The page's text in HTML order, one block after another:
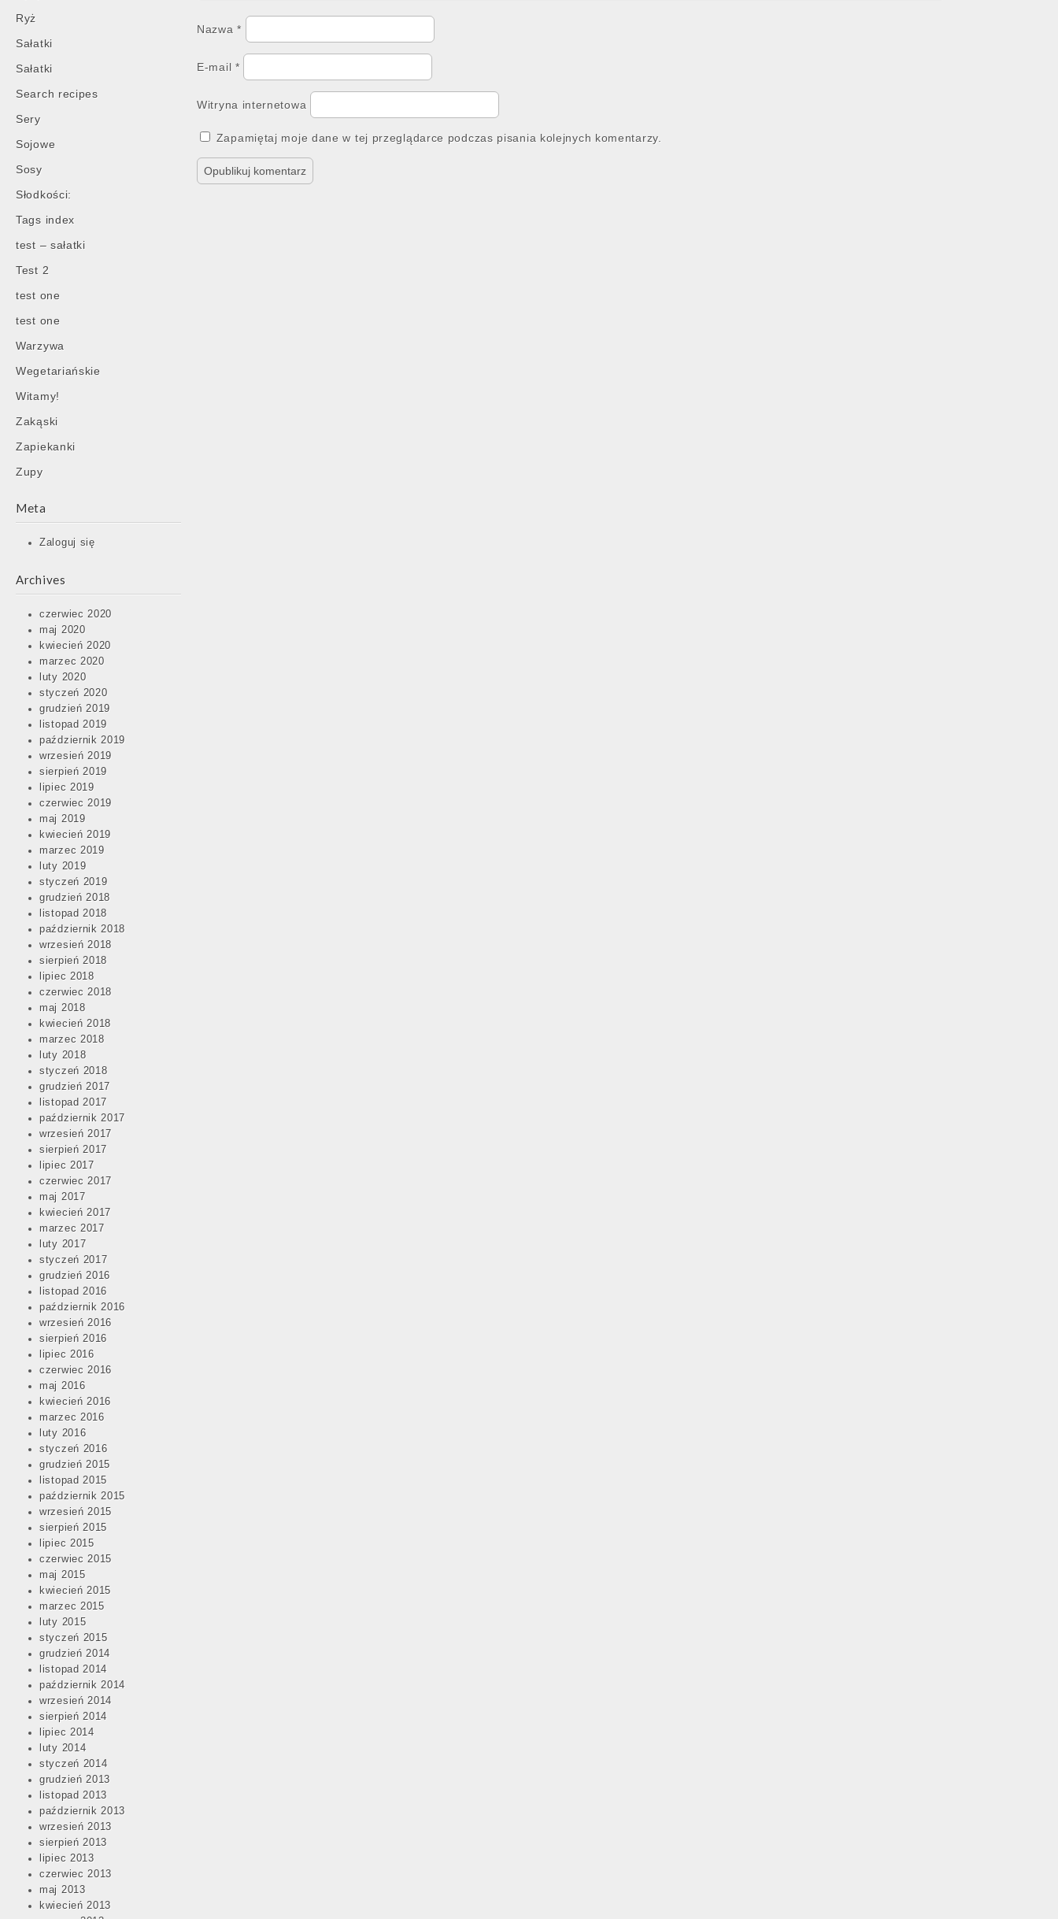
Ryż
Sałatki
Sałatki
Search recipes
Sery
Sojowe
Sosy
Słodkości:
Tags index
test – sałatki
Test 2
test one
test one
Warzywa
Wegetariańskie
Witamy!
Zakąski
Zapiekanki
Zupy
Meta
Zaloguj się
Archives
czerwiec 2020
maj 2020
kwiecień 2020
marzec 2020
luty 2020
styczeń 2020
grudzień 2019
listopad 2019
październik 2019
wrzesień 2019
sierpień 2019
lipiec 2019
czerwiec 2019
maj 2019
kwiecień 2019
marzec 2019
luty 2019
styczeń 2019
grudzień 2018
listopad 2018
październik 2018
wrzesień 2018
sierpień 2018
lipiec 2018
czerwiec 2018
maj 2018
kwiecień 2018
marzec 2018
luty 2018
styczeń 2018
grudzień 2017
listopad 2017
październik 2017
wrzesień 2017
sierpień 2017
lipiec 2017
czerwiec 2017
maj 2017
kwiecień 2017
marzec 2017
luty 2017
styczeń 2017
grudzień 2016
listopad 2016
październik 2016
wrzesień 2016
sierpień 2016
lipiec 2016
czerwiec 2016
maj 2016
kwiecień 2016
marzec 2016
luty 2016
styczeń 2016
grudzień 2015
listopad 2015
październik 2015
wrzesień 2015
sierpień 2015
lipiec 2015
czerwiec 2015
maj 2015
kwiecień 2015
marzec 2015
luty 2015
styczeń 2015
grudzień 2014
listopad 2014
październik 2014
wrzesień 2014
sierpień 2014
lipiec 2014
luty 2014
styczeń 2014
grudzień 2013
listopad 2013
październik 2013
wrzesień 2013
sierpień 2013
lipiec 2013
czerwiec 2013
maj 2013
kwiecień 2013
Nazwa*
E-mail *
Witryna internetowa
Zapamiętaj moje dane w tej przeglądarce podczas pisania kolejnych komentarzy.